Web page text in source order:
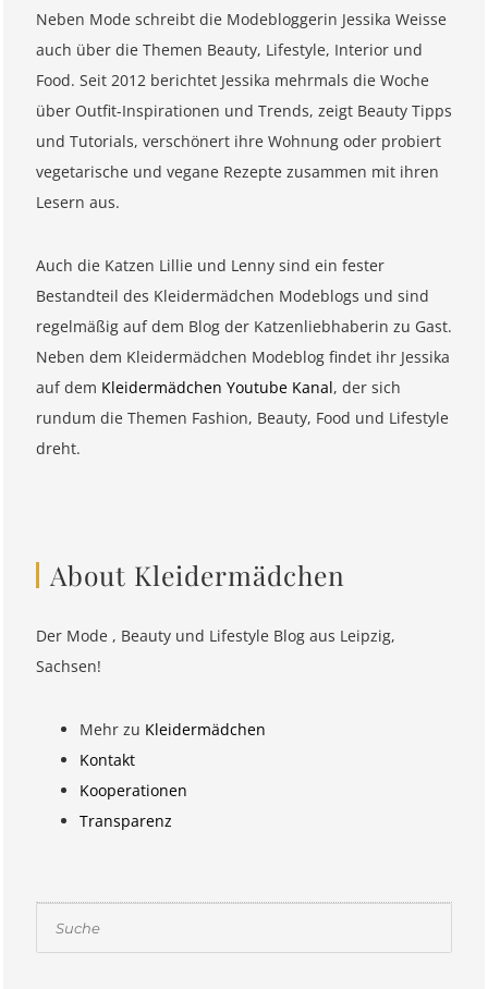
Neben Mode schreibt die Modebloggerin Jessika Weisse
auch über die Themen Beauty, Lifestyle, Interior und
Food. Seit 2012 berichtet Jessika mehrmals die Woche
über Outfit-Inspirationen und Trends, zeigt Beauty Tipps
und Tutorials, verschönert ihre Wohnung oder probiert
vegetarische und vegane Rezepte zusammen mit ihren
Lesern aus.
Auch die Katzen Lillie und Lenny sind ein fester
Bestandteil des Kleidermädchen Modeblogs und sind
regelmäßig auf dem Blog der Katzenliebhaberin zu Gast.
Neben dem Kleidermädchen Modeblog findet ihr Jessika
auf dem Kleidermädchen Youtube Kanal, der sich
rundum die Themen Fashion, Beauty, Food und Lifestyle
dreht.
About Kleidermädchen
Der Mode , Beauty und Lifestyle Blog aus Leipzig,
Sachsen!
Mehr zu Kleidermädchen
Kontakt
Kooperationen
Transparenz